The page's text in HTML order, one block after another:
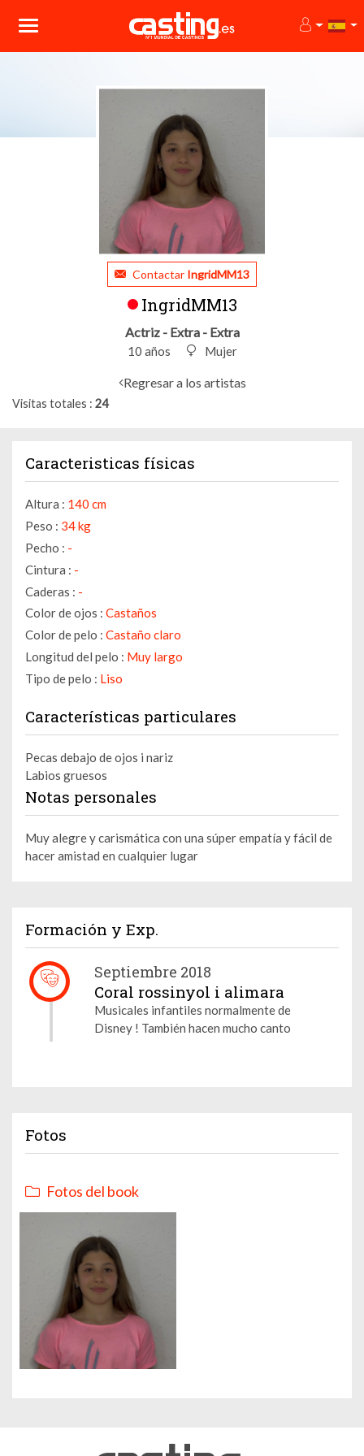
Contactar IngridMM13
IngridMM13
Actriz - Extra - Extra
10 años Mujer
Regresar a los artistas
Visitas totales 24
Caracteristicas físicas
Altura : 140 cm
Peso : 34 kg
Pecho : -
Cintura : -
Caderas : -
Color de ojos : Castaños
Color de pelo : Castaño claro
Longitud del pelo : Muy largo
Tipo de pelo : Liso
Características particulares
Pecas debajo de ojos i nariz
Labios gruesos
Notas personales
Muy alegre y carismática con una súper empatía y fácil de
hacer amistad en cualquier lugar
Formación y Exp.
Septiembre 2018
Coral rossinyol i alimara
Musicales infantiles normalmente de
Disney ! También hacen mucho canto
Fotos
Fotos del book